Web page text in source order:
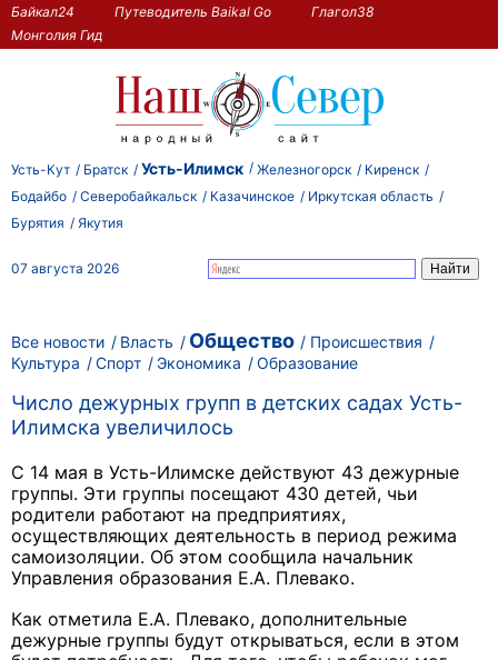
Байкал24 Путеводитель Baikal Go
Глагол38
Монголия Гид
Усть-Кут Братск Усть-Илимск Железногорск
Киренск
Бодайбо
Северобайкальск Казачинское
Иркутская область
Бурятия
Якутия
07 августа 2026
Все новости Власть Общество
Происшествия
Культура
Спорт Экономика Образование
Число дежурных групп в детских садах Усть-
Илимска увеличилось
С 14 мая в Усть-Илимске действуют 43 дежурные
группы. Эти группы посещают 430 детей, чьи
родители работают на предприятиях,
осуществляющих деятельность в период режима
самоизоляции. Об этом сообщила начальник
Управления образования Е.А. Плевако.
Как отметила Е.А. Плевако, дополнительные
дежурные группы будут открываться, если в этом